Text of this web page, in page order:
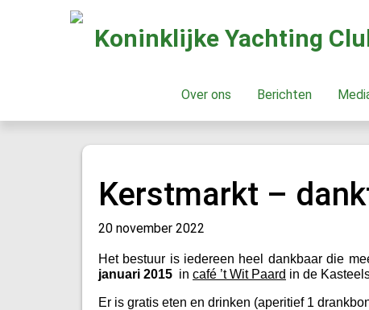
Koninklijke Yachting
Over ons Berichten
Kerstmarkt –
20 november 2022
Het bestuur is iedereen heel dankbaar die
januari 2015 in café ’t Wit Paard in de
Er is gratis eten en drinken (aperitief 1